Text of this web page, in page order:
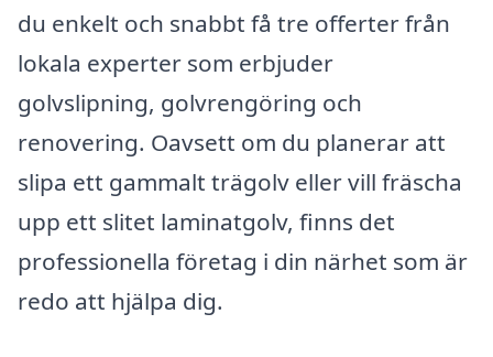
du enkelt och snabbt få tre offerter från
lokala experter som erbjuder
golvslipning, golvrengöring och
renovering. Oavsett om du planerar att
slipa ett gammalt trägolv eller vill fräscha
upp ett slitet laminatgolv, finns det
professionella företag i din närhet som är
redo att hjälpa dig.